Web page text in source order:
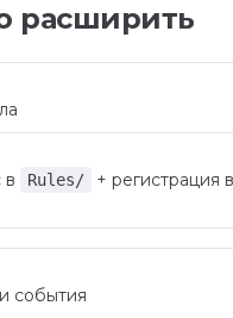
расширить
в Rules/ + регистрация в
события